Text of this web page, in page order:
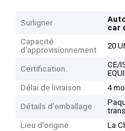
Surligner
car
Capacité
d'approvisionnement
20
Certification
CE/
Délai de livraison
4
Détails d'emballage
Lieu d'origine
La